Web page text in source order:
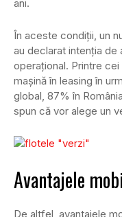
ani.
În aceste condiţii, un
au declarat intenţia de
operaţional. Printre
maşină în leasing în
global, 87% în
spun că vor alege un
Avantajele
De altfel, avantajele